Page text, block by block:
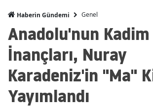
Haberin Gündemi Genel
Anadolu'nun Kadim
İnançları, Nuray
Karadeniz'in "Ma"
Yayımlandı